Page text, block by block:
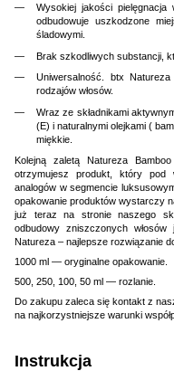
Wysokiej jakości pielęgnacja
odbudowuje uszkodzone
śladowymi.
Brak szkodliwych substancji,
Uniwersalność. btx
rodzajów włosów.
Wraz ze składnikami
(E) i naturalnymi olejkami (
miękkie.
Kolejną zaletą Natureza
otrzymujesz produkt, który pod
analogów w segmencie
opakowanie produktów wystarczy
już teraz na stronie naszego
odbudowy zniszczonych
Natureza – najlepsze rozwiązanie
1000 ml — oryginalne opakowanie.
500, 250, 100, 50 ml — rozlanie.
Do zakupu zaleca się kontakt z
na najkorzystniejsze warunki
Instrukcja